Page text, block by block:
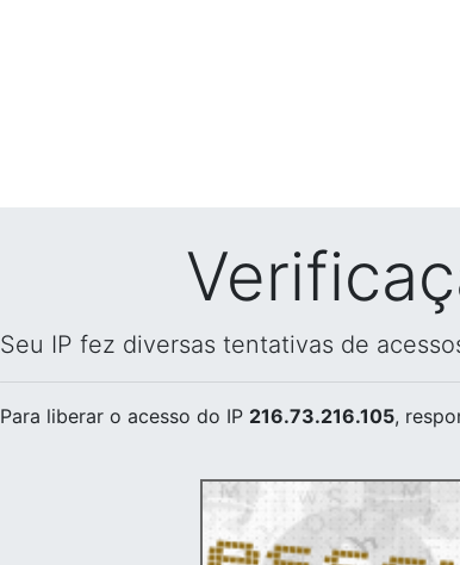
Seu IP fez diversas tentativas de
Para liberar o acesso do IP 216.73.216.105,